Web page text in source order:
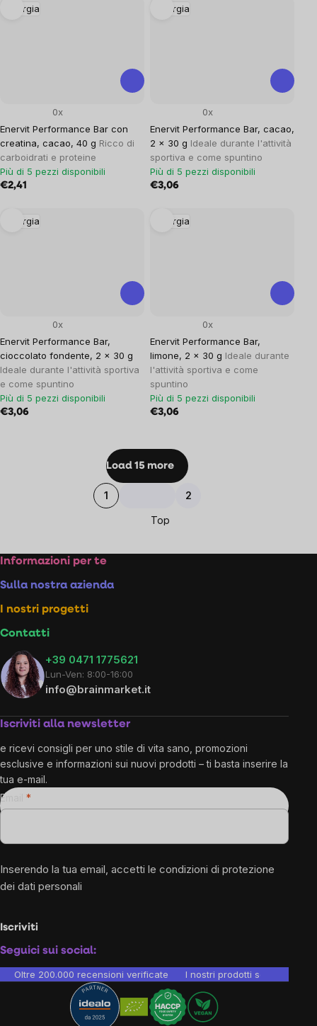
Energia
Enervit Performance Bar con
creatina, cacao, 40 g Ricco di
carboidrati e proteine
0x
Più di 5 pezzi disponibili
€2,41
Energia
Enervit Performance Bar, cacao,
2 x 30 g Ideale durante l'attività
sportiva e come spuntino
0x
Più di 5 pezzi disponibili
€3,06
Energia
Enervit Performance Bar,
cioccolato fondente, 2 x 30 g
Ideale durante l'attività sportiva
e come spuntino
0x
Più di 5 pezzi disponibili
€3,06
Energia
Enervit Performance Bar,
limone, 2 x 30 g Ideale durante
l'attività sportiva e come
spuntino
0x
Più di 5 pezzi disponibili
€3,06
Listing
controls
Load 15 more
Pagination
1 2
Top
Footer
Informazioni per te
Sulla nostra azienda
I nostri progetti
Contatti
+39 0471 1775621
Lun-Ven: 8:00-16:00
info@brainmarket.it
Iscriviti alla newsletter
e ricevi consigli per uno stile di vita sano, promozioni
esclusive e informazioni sui nuovi prodotti – ti basta inserire la
tua e-mail.
Email
Inserendo la tua email, accetti le condizioni di protezione
dei dati personali
Iscriviti
Seguici sui social:
Oltre 200.000 recensioni verificate I nostri prodotti sono testati